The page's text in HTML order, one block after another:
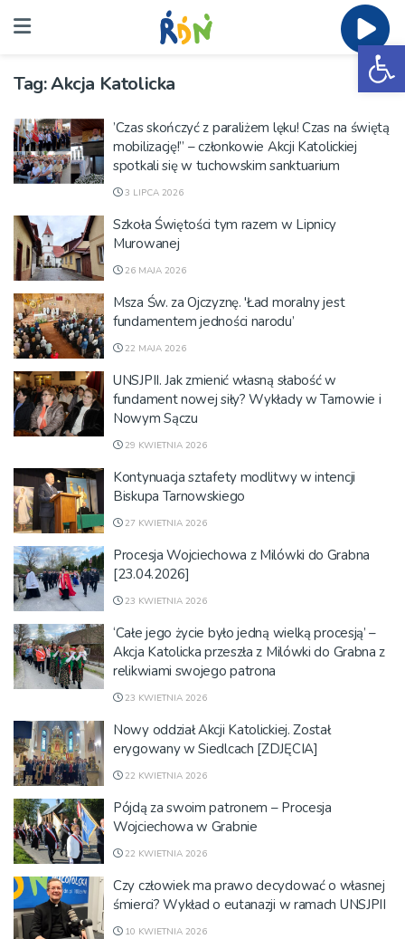
Tag:Akcja Katolicka
’Czas skończyć z paraliżem lęku! Czas na świętą
mobilizację!” – członkowie Akcji Katolickiej
spotkali się w tuchowskim sanktuarium
3 LIPCA 2026
Szkoła Świętości tym razem w Lipnicy
Murowanej
26 MAJA 2026
Msza Św. za Ojczyznę. 'Ład moralny jest
fundamentem jedności narodu’
22 MAJA 2026
UNSJPII. Jak zmienić własną słabość w
fundament nowej siły? Wykłady w Tarnowie i
Nowym Sączu
29 KWIETNIA 2026
Kontynuacja sztafety modlitwy w intencji
Biskupa Tarnowskiego
27 KWIETNIA 2026
Procesja Wojciechowa z Milówki do Grabna
[23.04.2026]
23 KWIETNIA 2026
‘Całe jego życie było jedną wielką procesją’ –
Akcja Katolicka przeszła z Milówki do Grabna z
relikwiami swojego patrona
23 KWIETNIA 2026
Nowy oddział Akcji Katolickiej. Został
erygowany w Siedlcach [ZDJĘCIA]
22 KWIETNIA 2026
Pójdą za swoim patronem – Procesja
Wojciechowa w Grabnie
22 KWIETNIA 2026
Czy człowiek ma prawo decydować o własnej
śmierci? Wykład o eutanazji w ramach UNSJPII
10 KWIETNIA 2026